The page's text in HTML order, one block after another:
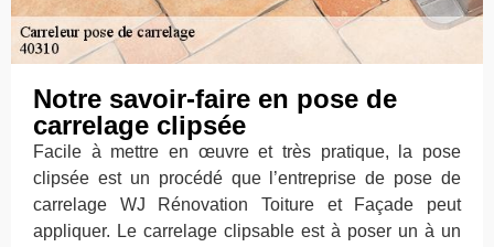
Notre savoir-faire en pose de
carrelage clipsée
Facile à mettre en œuvre et très pratique, la pose
clipsée est un procédé que l’entreprise de pose de
carrelage WJ Rénovation Toiture et Façade peut
appliquer. Le carrelage clipsable est à poser un à un